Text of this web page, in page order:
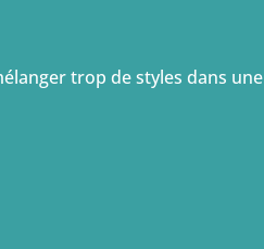
trop de styles dans une